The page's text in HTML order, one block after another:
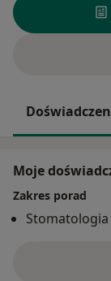
Moje
Zakres porad
Stomatologia